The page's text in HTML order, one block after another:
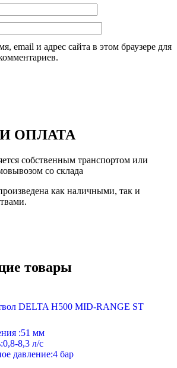
email и адрес сайта в этом браузере для
ОПЛАТА
собственным транспортом или
со склада
как наличными, так и
товары
DELTA H500 MID-RANGE ST
:51 мм
0,8-8,3 л/с
давление:4 бар